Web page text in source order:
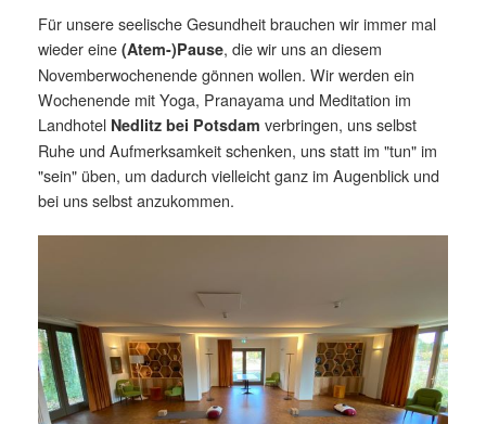
Für unsere seelische Gesundheit brauchen wir immer mal
wieder eine(Atem-)Pause, die wir uns an diesem
Novemberwochenende gönnen wollen. Wir werden ein
Wochenende mit Yoga, Pranayama und Meditation im
Landhotel Nedlitz bei Potsdam verbringen, uns selbst
Ruhe und Aufmerksamkeit schenken, uns statt im "tun" im
"sein" üben, um dadurch vielleicht ganz im Augenblick und
bei uns selbst anzukommen.